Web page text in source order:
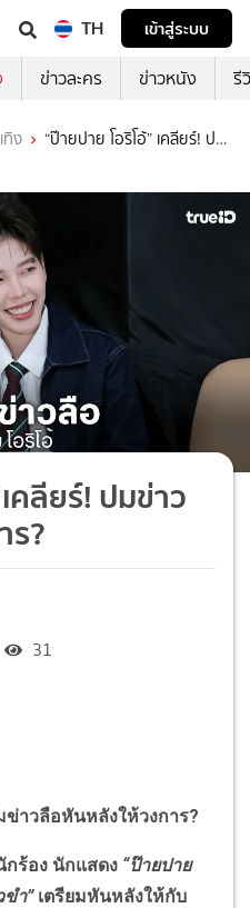
TH
เข้าสู่ระบบ
ข่าวละคร ข่าวหนัง รี
ทิง
“ป๊ายปาย โอริโอ้” เคลียร์! ปม
คลียร์! ปมข่าว
ร?
31
ข่าวลือหันหลังให้วงการ?
อง นักแสดง “ป๊ายปาย
ขำ” เตรียมหันหลังให้กับ